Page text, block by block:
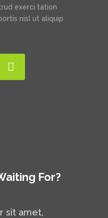
exerci tation
nisl ut aliquip
For?
sit amet,